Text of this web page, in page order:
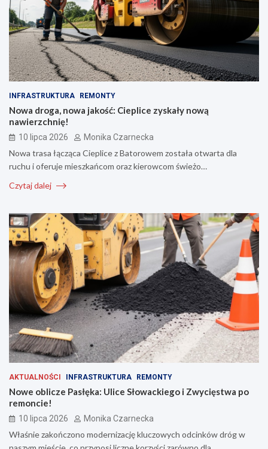
INFRASTRUKTURA REMONTY
Nowa droga, nowa jakość: Cieplice zyskały nową
nawierzchnię!
10 lipca 2026 Monika Czarnecka
Nowa trasa łącząca Cieplice z Batorowem została otwarta dla
ruchu i oferuje mieszkańcom oraz kierowcom świeżo…
Czytaj dalej
AKTUALNOŚCI INFRASTRUKTURA REMONTY
Nowe oblicze Pasłęka: Ulice Słowackiego i Zwycięstwa po
remoncie!
10 lipca 2026 Monika Czarnecka
Właśnie zakończono modernizację kluczowych odcinków dróg w